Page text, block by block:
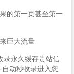
的第一页甚至第一
巨大流量
录永久缓存贵站信
动秒收录进入您